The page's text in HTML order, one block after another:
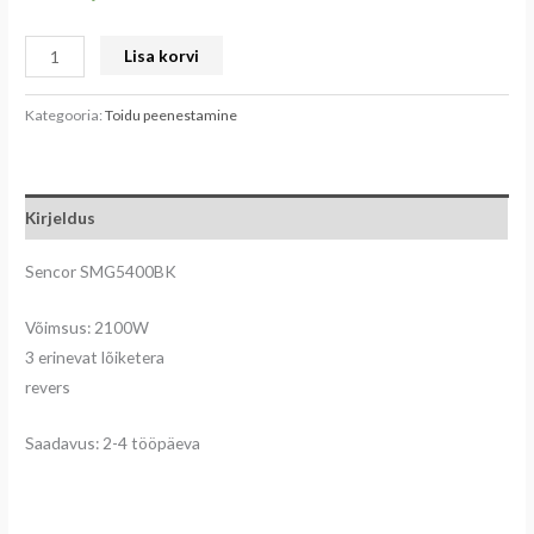
Lisa korvi
Kategooria:Toidu peenestamine
Kirjeldus
Sencor SMG5400BK
Võimsus: 2100W
3 erinevat lõiketera
revers
Saadavus: 2-4 tööpäeva